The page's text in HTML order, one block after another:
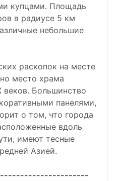
купцами. Площадь
в радиусе 5 км
небольшие
раскопок на месте
место храма
веков. Большинство
панелями,
о том, что города
вдоль
имеют тесные
Азией.